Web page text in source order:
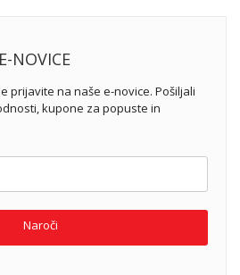
NOVICE
prijavite na naše e-novice. Pošiljali
kupone za popuste in
Naroči